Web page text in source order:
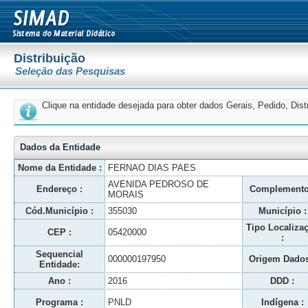
Distribuição
Seleção das Pesquisas
Clique na entidade desejada para obter dados Gerais, Pedido,
Dados da Entidade
Nome da Entidade :
FERNAO DIAS PAES
Endereço :
AVENIDA PEDROSO DE
MORAIS
Cód.Município : 355030 Município :
CEP : 05420000
Tipo
:
Sequencial
Entidade:
000000197950 Origem
Ano : 2016 DDD :
Programa : PNLD Indígena :